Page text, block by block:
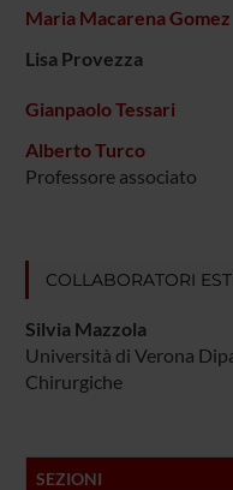
Maria Macarena Gomez
Lisa Provezza
Gianpaolo Tessari
Alberto Turco
Professore associato
COLLABORATORI
Silvia Mazzola
Università di Verona
Chirurgiche
SEZIONI